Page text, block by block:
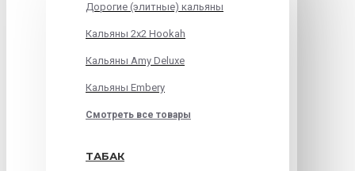
Дорогие (элитные) кальяны
Кальяны 2х2 Hookah
Кальяны Amy Deluxe
Кальяны Embery
Смотреть все товары
ТАБАК